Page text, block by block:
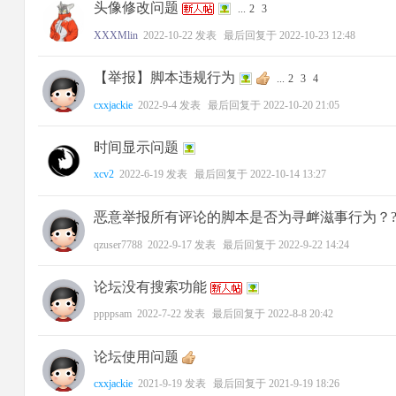
头像修改问题 ... 2 3
XXXMlin 2022-10-22发表 最后回复于 2022-10-23 12:48
【举报】脚本违规行为 ... 2 3 4
cxxjackie 2022-9-4发表 最后回复于 2022-10-20 21:05
时间显示问题
xcv2 2022-6-19发表 最后回复于 2022-10-14 13:27
恶意举报所有评论的脚本是否为寻衅滋事行为？?
qzuser7788 2022-9-17发表 最后回复于 2022-9-22 14:24
论坛没有搜索功能
ppppsam 2022-7-22发表 最后回复于 2022-8-8 20:42
论坛使用问题
cxxjackie 2021-9-19发表 最后回复于 2021-9-19 18:26